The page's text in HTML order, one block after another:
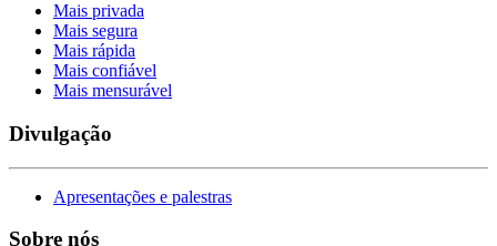
Mais privada
Mais segura
Mais rápida
Mais confiável
Mais mensurável
Divulgação
Apresentações e palestras
Sobre nós